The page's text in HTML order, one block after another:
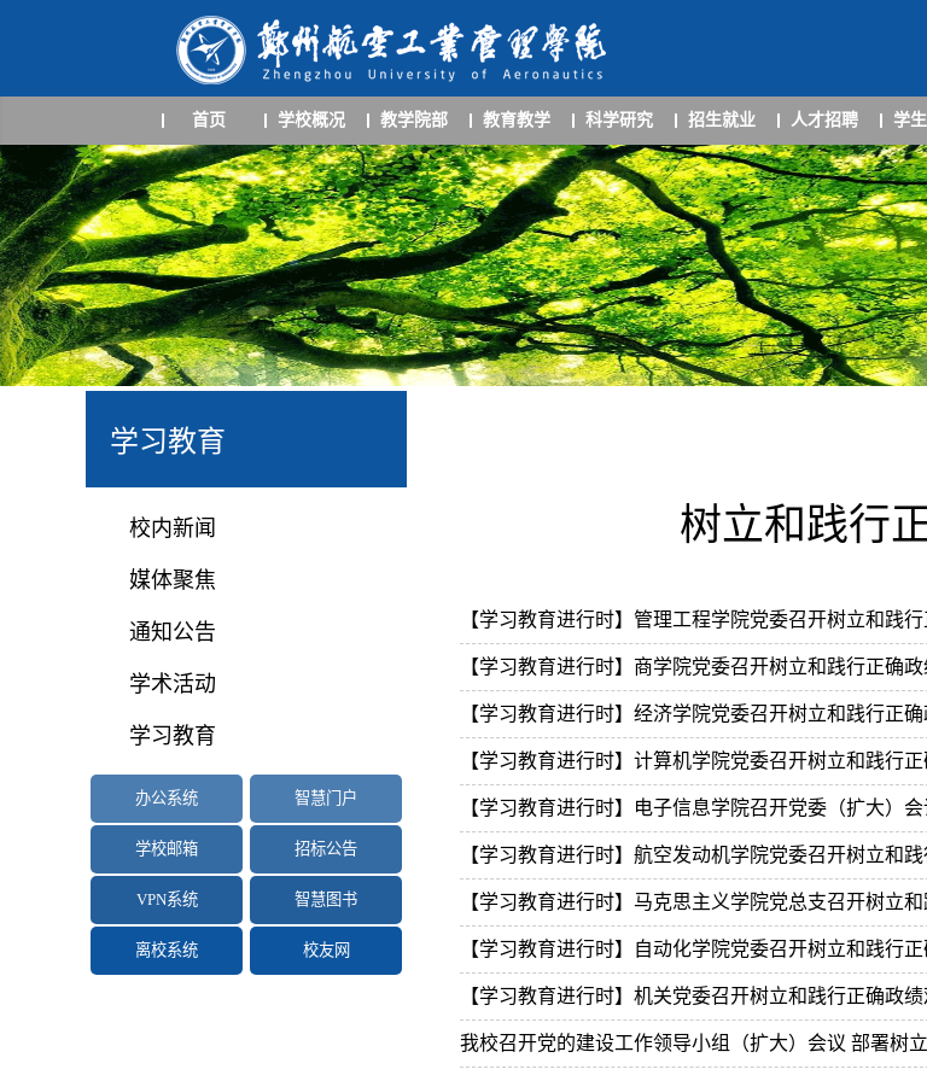
首页 学校概况 教学院部 教育教学 科学研究 招生就业 人才招聘 学
学习教育
校内新闻
媒体聚焦
通知公告
学术活动
学习教育
办公系统
学校邮箱
VPN系统
离校系统
智慧门户
招标公告
智慧图书
校友网
树立和践行
【学习教育进行时】管理工程学院党委召开树立和践
【学习教育进行时】商学院党委召开树立和践行正确
【学习教育进行时】经济学院党委召开树立和践行正
【学习教育进行时】计算机学院党委召开树立和践行
【学习教育进行时】电子信息学院召开党委（扩大）
【学习教育进行时】航空发动机学院党委召开树立和
【学习教育进行时】马克思主义学院党总支召开树立
【学习教育进行时】自动化学院党委召开树立和践行
【学习教育进行时】机关党委召开树立和践行正确政
我校召开党的建设工作领导小组（扩大）会议 部署树